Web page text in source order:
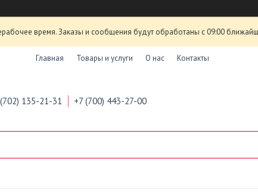
время. Заказы и сообщения будут обработаны с 09:00
Главная Товары и услуги О нас Контакты
135-21-31 +7 (700) 443-27-00